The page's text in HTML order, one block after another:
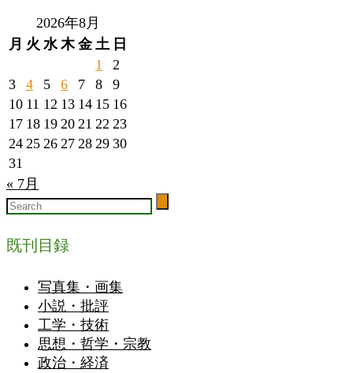
2026年8月
月 火 水 木 金 土 日
1
2
3
4 5 6 7 8
9
10 11 12 13 14 15 16
17 18 19 20 21 22 23
24 25 26 27 28 29 30
31
« 7月
既刊目録
写真集・画集
小説・批評
工学・技術
思想・哲学・宗教
政治・経済